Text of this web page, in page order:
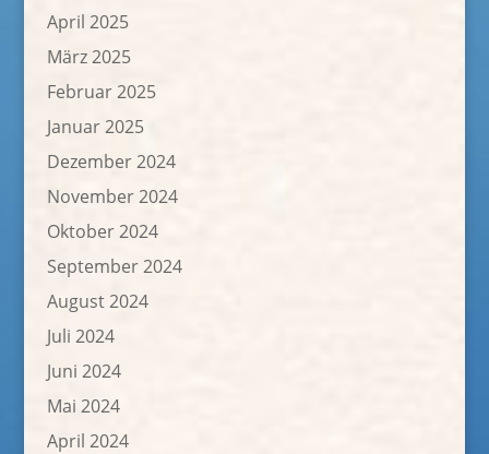
April 2025
März 2025
Februar 2025
Januar 2025
Dezember 2024
November 2024
Oktober 2024
September 2024
August 2024
Juli 2024
Juni 2024
Mai 2024
April 2024